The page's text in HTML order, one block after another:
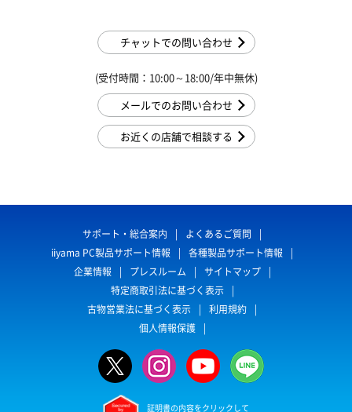
チャットでの問い合わせ
(受付時間：10:00～18:00/年中無休)
メールでのお問い合わせ
お近くの店舗で相談する
サポート・総合案内
よくあるご質問
iiyama PC製品サポート情報
各種製品サポート情報
企業情報
プレスルーム
サイトマップ
特定商取引法に基づく表示
古物営業法に基づく表示
利用規約
個人情報保護
証明書の内容をクリックして